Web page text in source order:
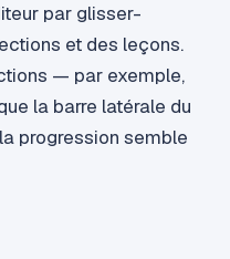
par glisser-
et des leçons.
— par exemple,
la barre latérale du
progression semble